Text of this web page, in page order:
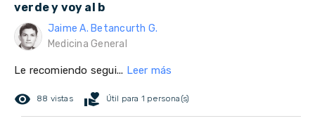
verde y voy al b
Jaime A. Betancurth G.
Medicina General
Le recomiendo segui... Leer más
remove_red_eye 88 vistas volunteer_activism Útil para 1 persona(s)